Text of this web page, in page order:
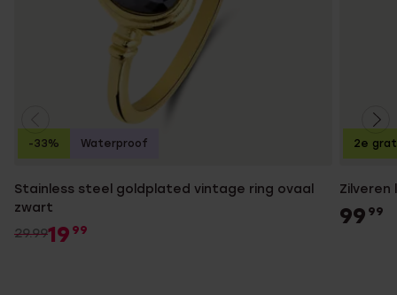
Stainless steel goldplated vintage ring ovaal
zwart
29.9919 99
-33% Waterproof
99 99
2e